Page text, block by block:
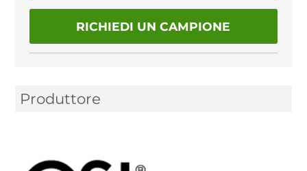
RICHIEDI UN CAMPIONE
Produttore